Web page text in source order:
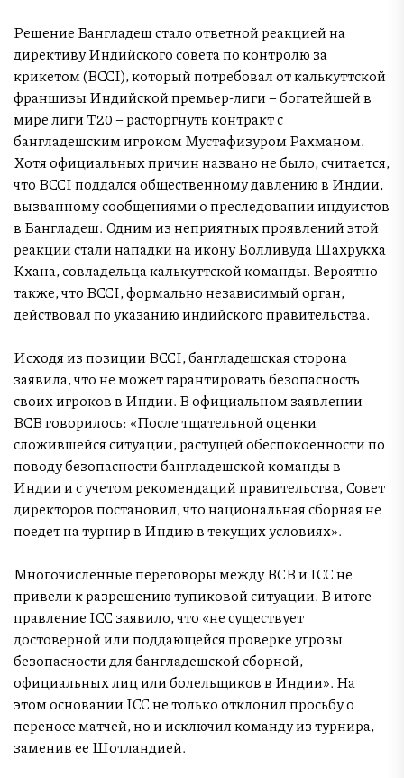
Решение Бангладеш стало ответной реакцией на
директиву Индийского совета по контролю за
крикетом (BCCI), который потребовал от калькуттской
франшизы Индийской премьер-лиги – богатейшей в
мире лиги T20 – расторгнуть контракт с
бангладешским игроком Мустафизуром Рахманом.
Хотя официальных причин названо не было, считается,
что BCCI поддался общественному давлению в Индии,
вызванному сообщениями о преследовании индуистов
в Бангладеш. Одним из неприятных проявлений этой
реакции стали нападки на икону Болливуда Шахрукха
Кхана, совладельца калькуттской команды. Вероятно
также, что BCCI, формально независимый орган,
действовал по указанию индийского правительства.
Исходя из позиции BCCI, бангладешская сторона
заявила, что не может гарантировать безопасность
своих игроков в Индии. В официальном заявлении
BCB говорилось: «После тщательной оценки
сложившейся ситуации, растущей обеспокоенности по
поводу безопасности бангладешской команды в
Индии и с учетом рекомендаций правительства, Совет
директоров постановил, что национальная сборная не
поедет на турнир в Индию в текущих условиях».
Многочисленные переговоры между BCB и ICC не
привели к разрешению тупиковой ситуации. В итоге
правление ICC заявило, что «не существует
достоверной или поддающейся проверке угрозы
безопасности для бангладешской сборной,
официальных лиц или болельщиков в Индии». На
этом основании ICC не только отклонил просьбу о
переносе матчей, но и исключил команду из турнира,
заменив ее Шотландией.